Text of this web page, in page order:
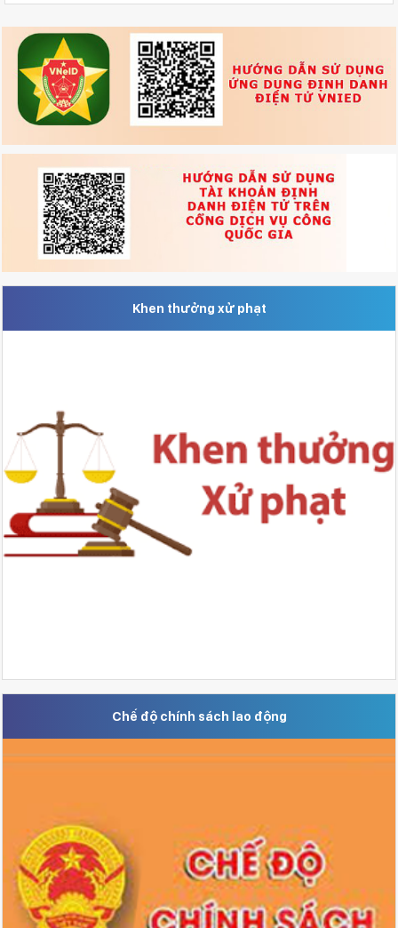
Khen thưởng xử phạt
Chế độ chính sách lao động